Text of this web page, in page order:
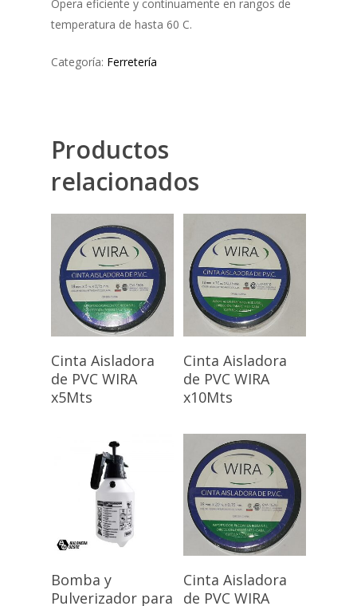
Opera eficiente y continuamente en rangos de
temperatura de hasta 60 C.
Categoría: Ferretería
Productos
relacionados
Cinta Aisladora
de PVC WIRA
x5Mts
Cinta Aisladora
de PVC WIRA
x10Mts
Leer Más
Bomba y
Pulverizador para
Leer Más
Cinta Aisladora
de PVC WIRA
Herramientas
Herramientas
Tornillos y Bulones
Búsqueda
de
productos